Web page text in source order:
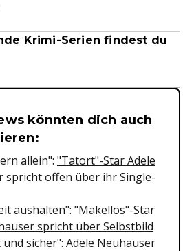
Krimi-Serien findest du
&
könnten dich auch
allein": "Tatort"-Star Adele
spricht offen über ihr Single-
aushalten": "Makellos"-Star
spricht über Selbstbild
sicher": Adele Neuhauser